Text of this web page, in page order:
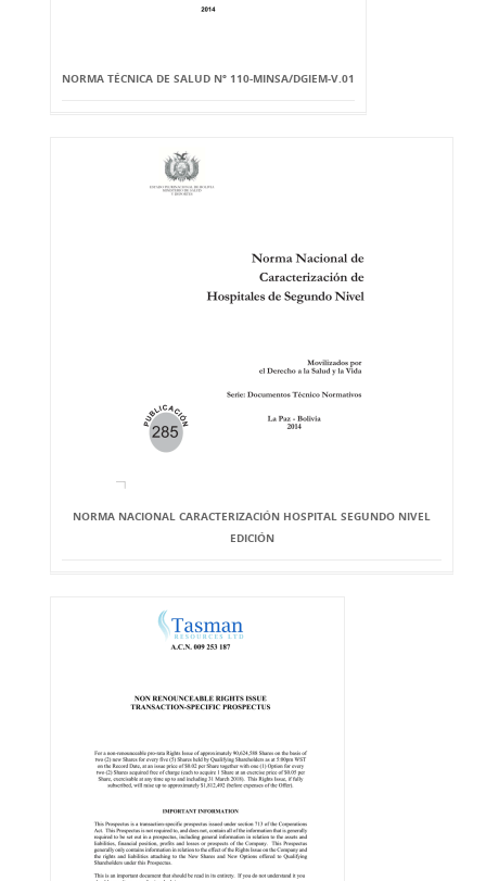
NORMA TÉCNICA DE SALUD Nº 110-MINSA/DGIEM-V.01
NORMA NACIONAL CARACTERIZACIÓN HOSPITAL SEGUNDO NIVEL
EDICIÓN